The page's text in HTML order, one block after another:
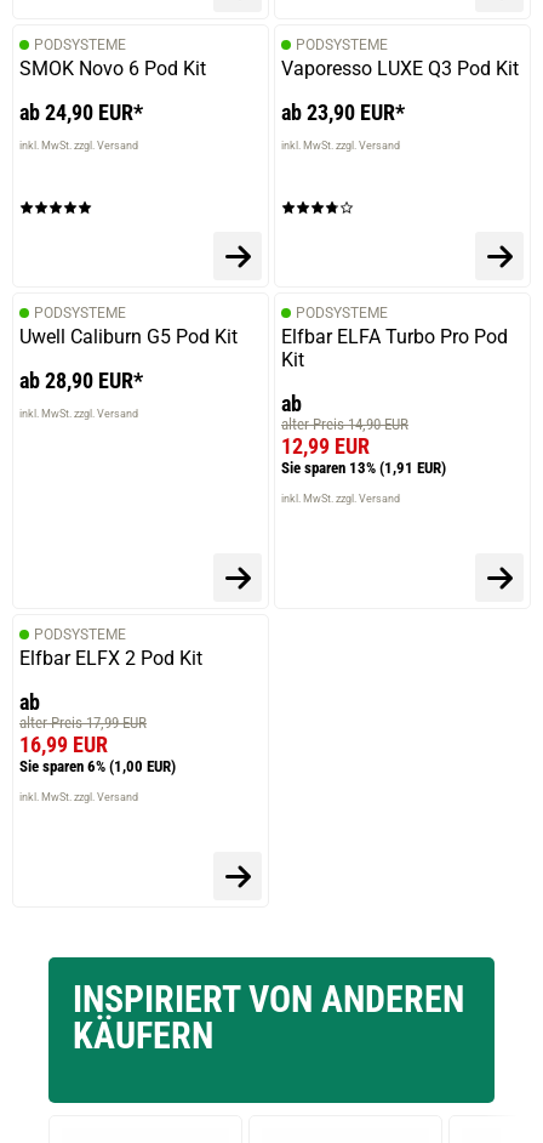
PODSYSTEME
SMOK Novo 6 Pod Kit
ab 24,90 EUR*
inkl. MwSt. zzgl. Versand
PODSYSTEME
Vaporesso LUXE Q3 Pod Kit
ab 23,90 EUR*
inkl. MwSt. zzgl. Versand
PODSYSTEME
Uwell Caliburn G5 Pod Kit
ab 28,90 EUR*
inkl. MwSt. zzgl. Versand
PODSYSTEME
Elfbar ELFA Turbo Pro Pod
Kit
ab
alter Preis 14,90 EUR
12,99 EUR
Sie sparen 13% (1,91 EUR)
inkl. MwSt. zzgl. Versand
PODSYSTEME
Elfbar ELFX 2 Pod Kit
ab
alter Preis 17,99 EUR
16,99 EUR
Sie sparen 6% (1,00 EUR)
inkl. MwSt. zzgl. Versand
INSPIRIERT VON ANDEREN
KÄUFERN